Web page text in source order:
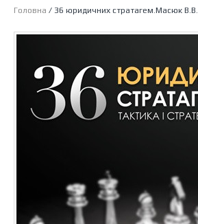
Головна / 36 юридичних стратагем.Масюк В.В.